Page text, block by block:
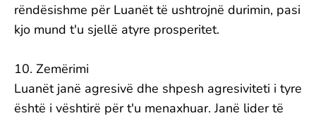
rëndësishme për Luanët të ushtrojnë durimin, pasi
kjo mund t'u sjellë atyre prosperitet.
10. Zemërimi
Luanët janë agresivë dhe shpesh agresiviteti i tyre
është i vështirë për t'u menaxhuar. Janë lider të